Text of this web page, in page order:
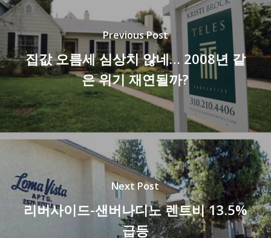
Previous Post
집값 오름세 심상치 않네… 2008년 같
은 위기 재연될까?
Next Post
리버사이드-샌버나디노 렌트비 13.5%
급등